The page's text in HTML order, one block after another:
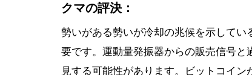
クマの評決：
勢いがある勢いが冷却の兆候を示して
要です。運動量発振器からの販売信号
見する可能性があります。ビットコイ